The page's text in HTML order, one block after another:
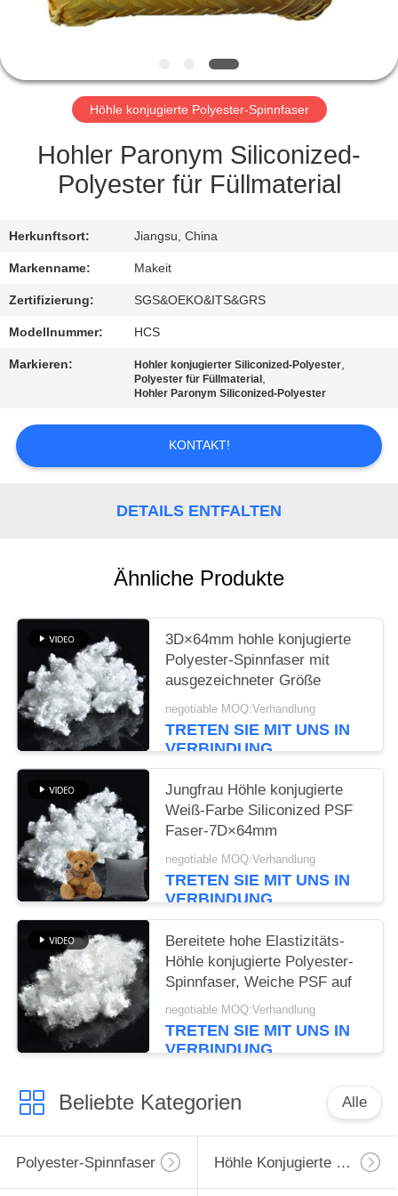
TRETEN
SIE
MIT
VERBINDUNG
NACHRICHTEN
FÄLLE
SIE
ZITAT
Höhle konjugierte Polyester-Spinnfaser
Hohler Paronym Siliconized-
Polyester für Füllmaterial
Herkunftsort: Jiangsu, China
Markenname: Makeit
Zertifizierung: SGS&OEKO&ITS&GRS
Modellnummer: HCS
Markieren: Hohler konjugierter Siliconized-Polyester,
Polyester für Füllmaterial ,
Hohler Paronym Siliconized-Polyester
KONTAKT!
DETAILS ENTFALTEN
Ähnliche Produkte
3D×64mm hohle konjugierte
Polyester-Spinnfaser mit
ausgezeichneter Größe
negotiable MOQ:Verhandlung
TRETEN SIE MIT UNS IN
VERBINDUNG
Jungfrau Höhle konjugierte
Weiß-Farbe Siliconized PSF
Faser-7D×64mm
negotiable MOQ:Verhandlung
TRETEN SIE MIT UNS IN
VERBINDUNG
Bereitete hohe Elastizitäts-
Höhle konjugierte Polyester-
Spinnfaser, Weiche PSF auf
negotiable MOQ:Verhandlung
TRETEN SIE MIT UNS IN
VERBINDUNG
Beliebte Kategorien Alle
Polyester-Spinnfaser Höhle Konjugierte Polyester-Spinnfaser